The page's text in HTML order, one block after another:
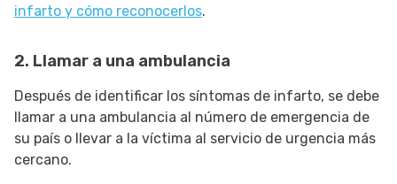
infarto y cómo reconocerlos.
2. Llamar a una ambulancia
Después de identificar los síntomas de infarto, se debe
llamar a una ambulancia al número de emergencia de
su país o llevar a la víctima al servicio de urgencia más
cercano.